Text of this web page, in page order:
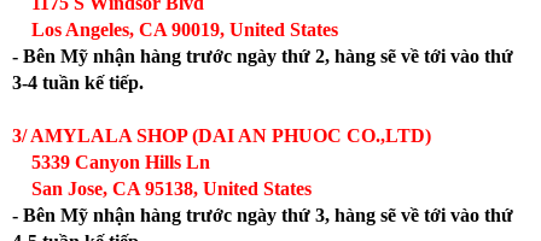
Los Angeles, CA 90019, United States
- Bên Mỹ nhận hàng trước ngày thứ 2, hàng sẽ về tới vào thứ
3-4 tuần kế tiếp.
3/ AMYLALA SHOP (DAI AN PHUOC CO.,LTD)
5339 Canyon Hills Ln
San Jose, CA 95138, United States
- Bên Mỹ nhận hàng trước ngày thứ 3, hàng sẽ về tới vào thứ